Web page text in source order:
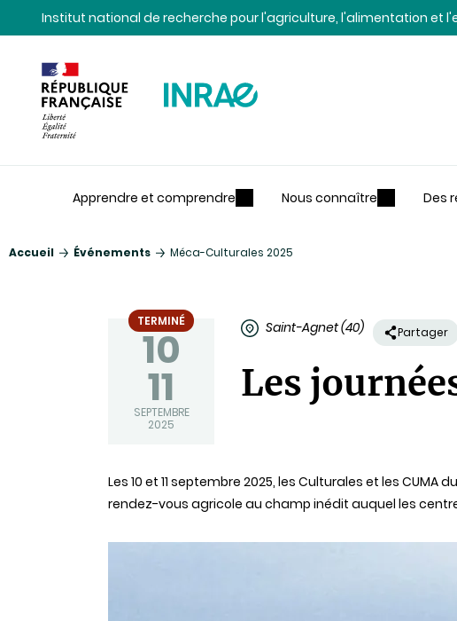
Contenu
Recherche
NavigationInstitut national de recherche pour l'agriculture, l'alimentation et
Apprendre et comprendre Nous connaître Des
Accueil Événements Méca-Culturales 2025
10
11
SEPTEMBRE
2025
TERMINÉ Saint-Agnet (40) Partager
Les
Les 10 et 11 septembre 2025, les Culturales et les
rendez-vous agricole au champ inédit auquel les